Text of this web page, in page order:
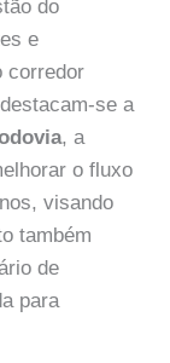
do
e
corredor
se a
, a
o fluxo
visando
também
de
para